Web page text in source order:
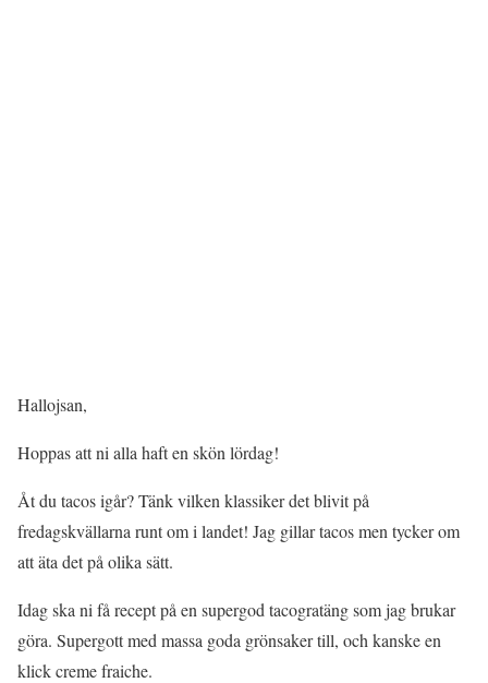
Hallojsan,
Hoppas att ni alla haft en skön lördag!
Åt du tacos igår? Tänk vilken klassiker det blivit på
fredagskvällarna runt om i landet! Jag gillar tacos men tycker om
att äta det på olika sätt.
Idag ska ni få recept på en supergod tacogratäng som jag brukar
göra. Supergott med massa goda grönsaker till, och kanske en
klick creme fraiche.